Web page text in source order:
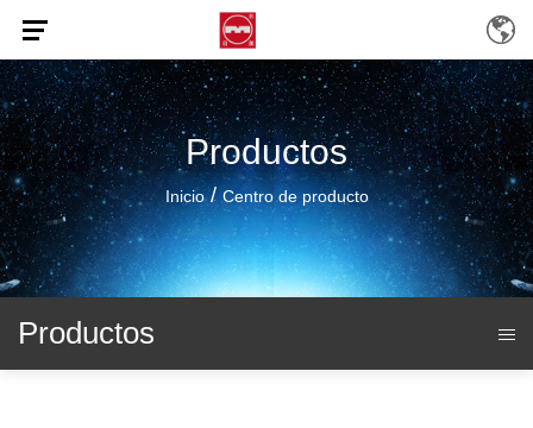
Productos
Inicio/Centro de producto
Productos